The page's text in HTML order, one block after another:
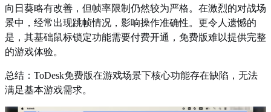
向日葵略有改善，但帧率限制仍然较为严格。在激烈的对战场
景中，经常出现跳帧情况，影响操作准确性。更令人遗憾的
是，其基础鼠标锁定功能需要付费开通，免费版难以提供完整
的游戏体验。
总结：ToDesk免费版在游戏场景下核心功能存在缺陷，无法
满足基本游戏需求。